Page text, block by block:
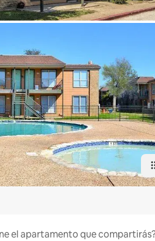
el apartamento que